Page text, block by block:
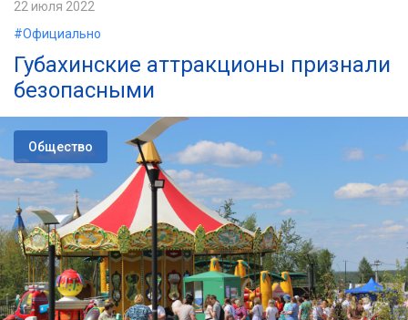
22 июля 2022
#Официально
Губахинские аттракционы признали
безопасными
Общество